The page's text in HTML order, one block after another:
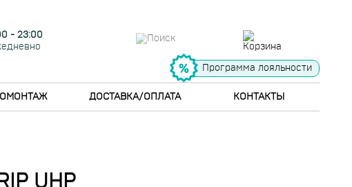
- 23:00
Программа лояльности
ДОСТАВКА/ОПЛАТА КОНТАКТЫ
UHP